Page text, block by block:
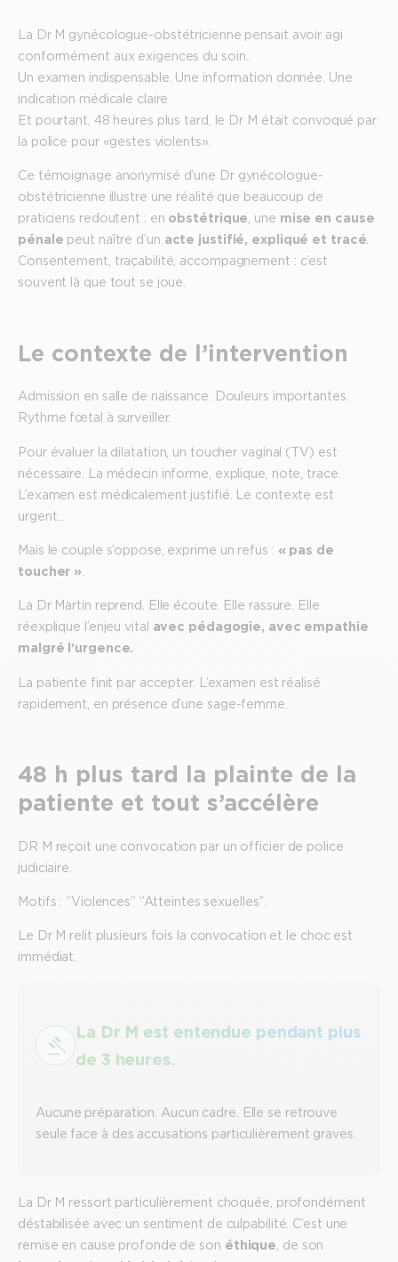
La Dr M gynécologue-obstétricienne pensait avoir agi
conformément aux exigences du soin..
Un examen indispensable. Une information donnée. Une
indication médicale claire
Et pourtant, 48 heures plus tard, le Dr M était convoqué par
la police pour « gestes violents ».
Ce témoignage anonymisé d’une Dr gynécologue-
obstétricienne illustre une réalité que beaucoup de
praticiens redoutent : en obstétrique, une mise en cause
pénale peut naître d’un acte justifié, expliqué et tracé.
Consentement, traçabilité, accompagnement : c’est
souvent là que tout se joue.
Le contexte de l’intervention
Admission en salle de naissance. Douleurs importantes.
Rythme fœtal à surveiller.
Pour évaluer la dilatation, un toucher vaginal (TV) est
nécessaire. La médecin informe, explique, note, trace.
L’examen est médicalement justifié. Le contexte est
urgent…
Mais le couple s’oppose, exprime un refus : « pas de
toucher »
La Dr Martin reprend. Elle écoute. Elle rassure. Elle
réexplique l’enjeu vital avec pédagogie, avec empathie
malgré l’urgence.
La patiente finit par accepter. L’examen est réalisé
rapidement, en présence d’une sage-femme.
48 h plus tard la plainte de la
patiente et tout s’accélère
DR M reçoit une convocation par un officier de police
judiciaire.
Motifs : ‘’Violences’’ ‘’Atteintes sexuelles’’.
Le Dr M relit plusieurs fois la convocation et le choc est
immédiat.
La Dr M est entendue pendant plus
de 3 heures.
Aucune préparation. Aucun cadre. Elle se retrouve
seule face à des accusations particulièrement graves.
La Dr M ressort particulièrement choquée, profondément
déstabilisée avec un sentiment de culpabilité. C’est une
remise en cause profonde de son éthique , de son